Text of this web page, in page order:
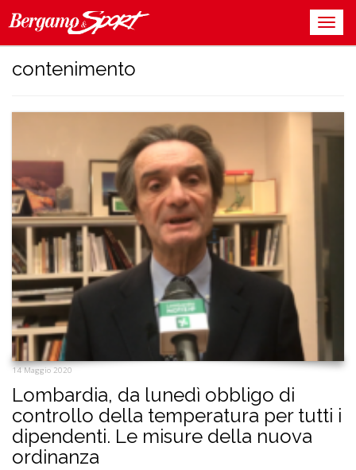
contenimento
14 Maggio 2020
Lombardia, da lunedì obbligo di
controllo della temperatura per tutti i
dipendenti. Le misure della nuova
ordinanza